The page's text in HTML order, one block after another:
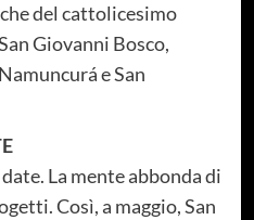
del cattolicesimo
Giovanni Bosco,
e San
La mente abbonda di
Così, a maggio, San